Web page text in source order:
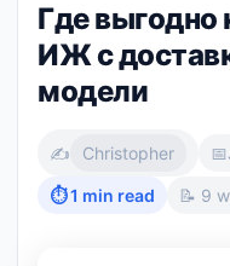
Где выгодно
ИЖ с
модели
✍️ Christopher 📅
⏱ 1 min read 📝 9